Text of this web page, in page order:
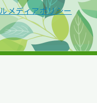
メディアポリシー